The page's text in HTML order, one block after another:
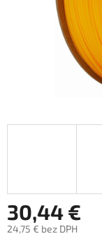
30,44 €
24,75 € bez DPH